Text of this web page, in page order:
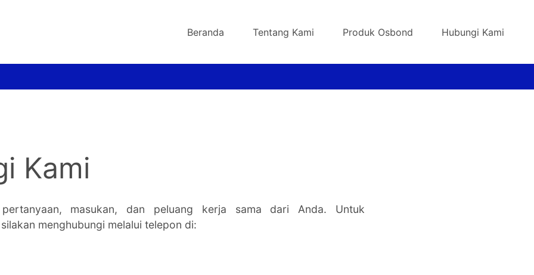
Beranda Tentang Kami Produk Osbond Hubungi Kami
Kami
masukan, dan peluang kerja sama dari Anda. Untuk
menghubungi melalui telepon di: